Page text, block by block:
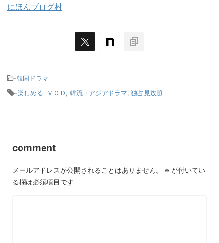
にほんブログ村
-韓国ドラマ
-楽しめる ＶＯＤ 韓流・アジアドラマ 独占見放題
comment
メールアドレスが公開されることはありません。 ※ が付いてい
る欄は必須項目です